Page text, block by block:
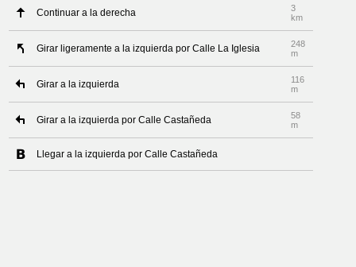
Continuar a la derecha
3
km
Girar ligeramente a la izquierda por Calle La Iglesia
248
m
Girar a la izquierda
116
m
Girar a la izquierda por Calle Castañeda
58
m
Llegar a la izquierda por Calle Castañeda